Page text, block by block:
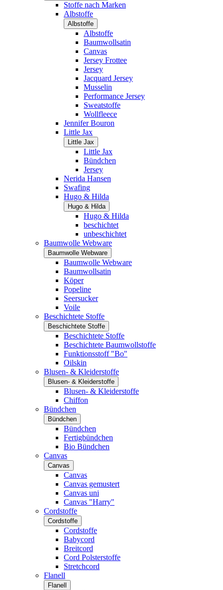
Stoffe nach Marken
Albstoffe
Albstoffe
Albstoffe
Baumwollsatin
Canvas
Jersey Frottee
Jersey
Jacquard Jersey
Musselin
Performance Jersey
Sweatstoffe
Wollfleece
Jennifer Bouron
Little Jax
Little Jax
Little Jax
Bündchen
Jersey
Nerida Hansen
Swafing
Hugo & Hilda
Hugo & Hilda
Hugo & Hilda
beschichtet
unbeschichtet
Baumwolle Webware
Baumwolle Webware
Baumwolle Webware
Baumwollsatin
Köper
Popeline
Seersucker
Voile
Beschichtete Stoffe
Beschichtete Stoffe
Beschichtete Stoffe
Beschichtete Baumwollstoffe
Funktionsstoff "Bo"
Oilskin
Blusen- & Kleiderstoffe
Blusen- & Kleiderstoffe
Blusen- & Kleiderstoffe
Chiffon
Bündchen
Bündchen
Bündchen
Fertigbündchen
Bio Bündchen
Canvas
Canvas
Canvas
Canvas gemustert
Canvas uni
Canvas "Harry"
Cordstoffe
Cordstoffe
Cordstoffe
Babycord
Breitcord
Cord Polsterstoffe
Stretchcord
Flanell
Flanell